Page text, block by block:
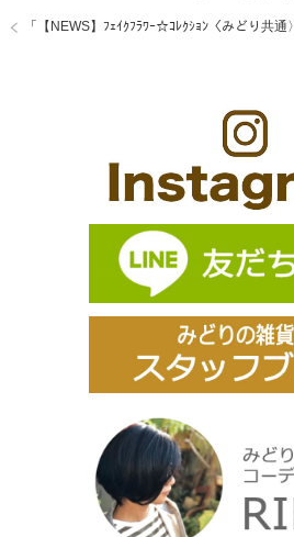
「 【NEWS】ﾌｪｲｸﾌﾗﾜｰ☆ｺﾚｸｼｮﾝ〈みどり共通〉